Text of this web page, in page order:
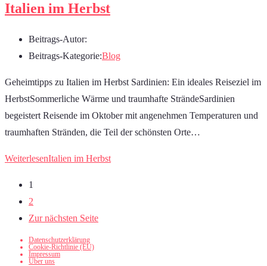
Italien im Herbst
Beitrags-Autor:
Beitrags-Kategorie:Blog
Geheimtipps zu Italien im Herbst Sardinien: Ein ideales Reiseziel im
HerbstSommerliche Wärme und traumhafte SträndeSardinien
begeistert Reisende im Oktober mit angenehmen Temperaturen und
traumhaften Stränden, die Teil der schönsten Orte…
WeiterlesenItalien im Herbst
1
2
Zur nächsten Seite
Datenschutzerklärung
Cookie-Richtlinie (EU)
Impressum
Über uns